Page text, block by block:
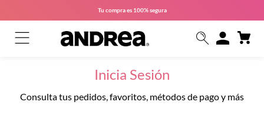
Tu compra es 100% segura
Inicia Sesión
Consulta tus pedidos, favoritos, métodos de pago y más